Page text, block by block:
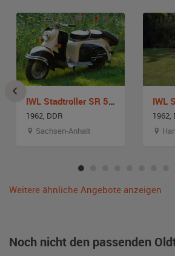
IWL Stadtroller SR 59 Berlin
1962, DDR
Sachsen-Anhalt
1962,
Weitere ähnliche Angebote anzeigen
Noch nicht den passenden